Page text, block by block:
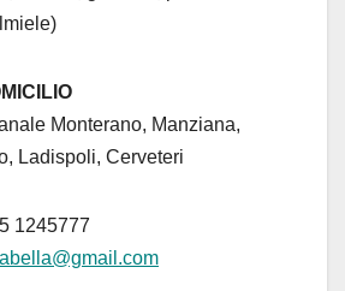
Monterano, Manziana,
Ladispoli, Cerveteri
1245777